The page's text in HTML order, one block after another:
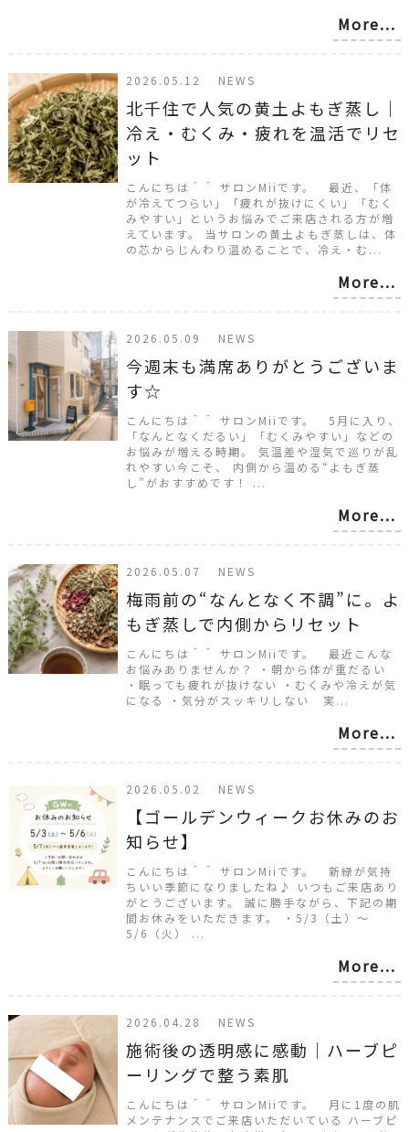
More...
2026.05.12 NEWS
北千住で人気の黄土よもぎ蒸し｜
冷え・むくみ・疲れを温活でリセ
ット
こんにちは＾＾ サロンMiiです。 最近、「体
が冷えてつらい」「疲れが抜けにくい」「むく
みやすい」というお悩みでご来店される方が増
えています。 当サロンの黄土よもぎ蒸しは、体
の芯からじんわり温めることで、冷え・む...
More...
2026.05.09 NEWS
今週末も満席ありがとうございま
す☆
こんにちは＾＾ サロンMiiです。 5月に入り、
「なんとなくだるい」「むくみやすい」などの
お悩みが増える時期。 気温差や湿気で巡りが乱
れやすい今こそ、 内側から温める“よもぎ蒸
し”がおすすめです！ ...
More...
2026.05.07 NEWS
梅雨前の“なんとなく不調”に。よ
もぎ蒸しで内側からリセット
こんにちは＾＾ サロンMiiです。 最近こんな
お悩みありませんか？ ・朝から体が重だるい
・眠っても疲れが抜けない ・むくみや冷えが気
になる ・気分がスッキリしない 実...
More...
2026.05.02 NEWS
【ゴールデンウィークお休みのお
知らせ】
こんにちは＾＾ サロンMiiです。 新緑が気持
ちいい季節になりましたね♪ いつもご来店あり
がとうございます。 誠に勝手ながら、下記の期
間お休みをいただきます。 ・5/3（土）〜
5/6（火） ...
More...
2026.04.28 NEWS
施術後の透明感に感動｜ハーブピ
ーリングで整う素肌
こんにちは＾＾ サロンMiiです。 月に1度の肌
メンテナンスでご来店いただいている ハーブピ